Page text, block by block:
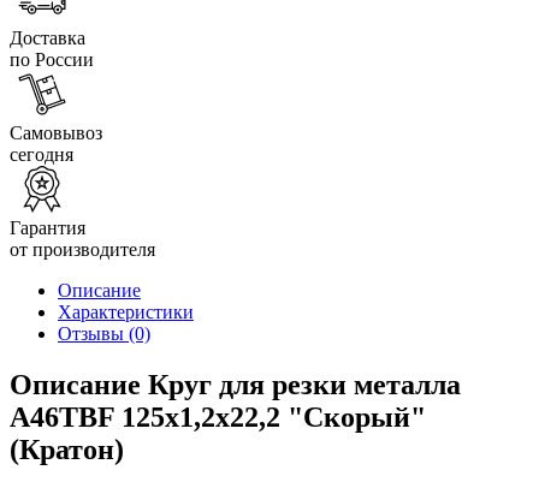
Доставка
по России
Самовывоз
сегодня
Гарантия
от производителя
Описание
Характеристики
Отзывы (0)
Описание Круг для резки металла
A46TBF 125х1,2х22,2 "Скорый"
(Кратон)